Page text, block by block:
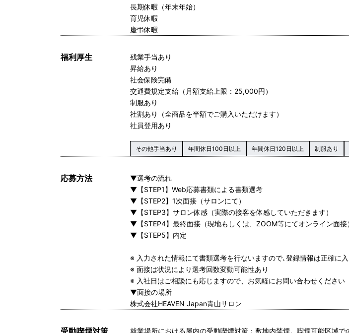
長期休暇（年末年始）
育児休暇
慶弔休暇
福利厚生
残業手当あり
昇給あり
社会保険完備
交通費規定支給（月額支給上限：25,000円）
制服あり
社割あり（全商品を半額でご購入いただけます）
社員登用あり
その他手当あり 年間休日100日以上 年間休日120日以上 制服あり
応募方法
▼選考の流れ
▼【STEP1】Web応募書類による書類選考
▼【STEP2】1次面接（サロンにて）
▼【STEP3】サロン体感（実際の接客を体感していただきます）
▼【STEP4】最終面接（現地もしくは、ZOOM等にてオンライン面接
▼【STEP5】内定
※ 入力された情報にて書類選考を行ないますので､登録情報は正確に
※ 面接は状況により選考回数変動可能性あり
※ 入社日はご相談にも応じますので、お気軽にお問い合わせください
▼面接の場所
株式会社HEAVEN Japan青山サロン
受動喫煙対策 就業場所における屋内の受動喫煙対策：敷地内禁煙。喫煙可能区域で